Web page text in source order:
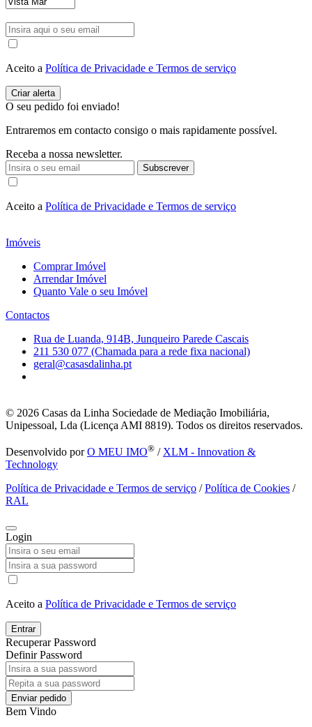
Aceito a Política de Privacidade e Termos de serviço
O seu pedido foi enviado!
Entraremos em contacto consigo o mais rapidamente possível.
Receba a nossa newsletter.
Subscrever
Aceito a Política de Privacidade e Termos de serviço
Imóveis
Comprar Imóvel
Arrendar Imóvel
Quanto Vale o seu Imóvel
Contactos
Rua de Luanda, 914B, Junqueiro Parede Cascais
211 530 077 (Chamada para a rede fixa nacional)
geral@casasdalinha.pt
© 2026 Casas da Linha Sociedade de Mediação Imobiliária,
Unipessoal, Lda (Licença AMI 8819). Todos os direitos reservados.
Desenvolvido porO MEU IMO® / XLM - Innovation &
Technology
Política de Privacidade e Termos de serviço /Política de Cookies /
RAL
Login
Aceito a Política de Privacidade e Termos de serviço
Entrar
Recuperar Password
Definir Password
Enviar pedido
Bem Vindo